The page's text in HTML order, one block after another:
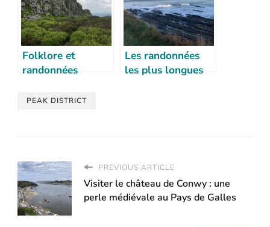
Folklore et
randonnées
Shropshire
Les randonnées
les plus longues
PEAK DISTRICT
PREVIOUS ARTICLE
Visiter le château de Conwy : une
perle médiévale au Pays de Galles